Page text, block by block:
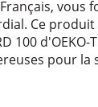
Ce produit
100
pour